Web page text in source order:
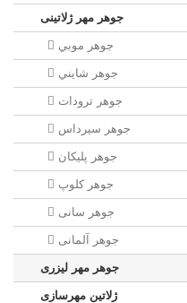
جوهر مهر ژلاتینی
جوهر موبي
جوهر شايني
جوهر ترودات
جوهر سيرداس
جوهر پلیکان
جوهر کلوپ
جوهر سانی
جوهر آلمانی
جوهر مهر لیزری
ژلاتين مهرسازی